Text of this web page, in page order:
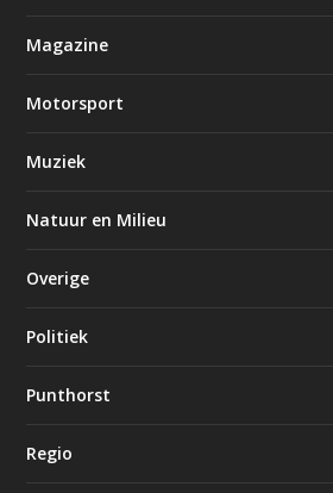
Magazine
Motorsport
Muziek
Natuur en Milieu
Overige
Politiek
Punthorst
Regio